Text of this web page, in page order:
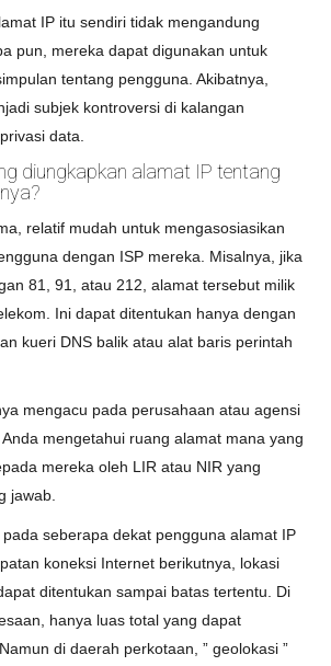
IP itu sendiri tidak mengandung
pun, mereka dapat digunakan untuk
tentang pengguna. Akibatnya,
subjek kontroversi di kalangan
data.
diungkapkan alamat IP tentang
relatif mudah untuk mengasosiasikan
dengan ISP mereka. Misalnya, jika
81, 91, atau 212, alamat tersebut milik
Ini dapat ditentukan hanya dengan
kueri DNS balik atau alat baris perintah
mengacu pada perusahaan atau agensi
mengetahui ruang alamat mana yang
mereka oleh LIR atau NIR yang
jawab.
seberapa dekat pengguna alamat IP
koneksi Internet berikutnya, lokasi
ditentukan sampai batas tertentu. Di
hanya luas total yang dapat
di daerah perkotaan, ” geolokasi ”